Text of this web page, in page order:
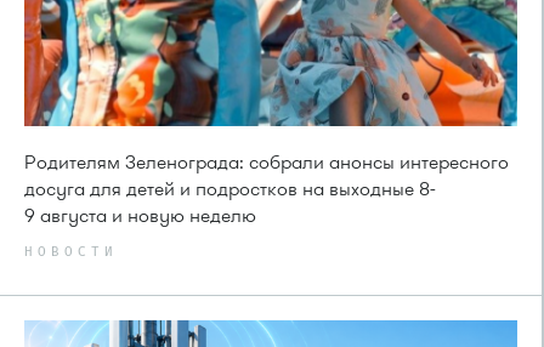
Родителям Зеленограда: собрали анонсы интересного
досуга для детей и подростков на выходные 8-
9 августа и новую неделю
НОВОСТИ